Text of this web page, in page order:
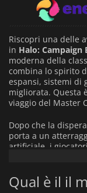
Riscopri una delle
in Halo: Campaign
moderna della
combina lo spirito
espansi, sistemi di
migliorata. Questa
viaggio del Master
Dopo che la
porta a un
artificiale, i
plasmerà il
combatti
mentre la verità
Qual è il il